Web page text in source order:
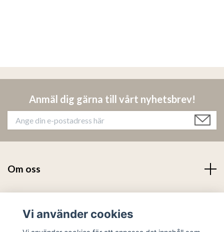
Anmäl dig gärna till vårt nyhetsbrev!
Om oss
Vi använder cookies